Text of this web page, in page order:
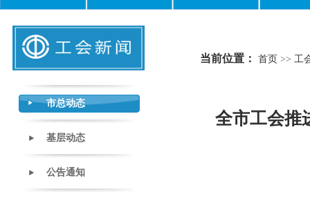
市总动态
基层动态
公告通知
当前位置： 首页 >> 工
全市工会推